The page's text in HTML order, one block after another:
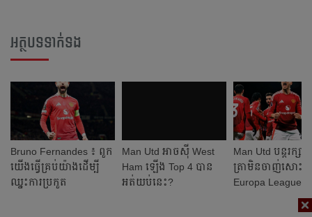
អត្ថបទទាក់ទង
Bruno Fernandes ​៖ ពួក​
យើង​ធ្វើ​គ្រប់​យ៉ាង​ដើម្បី​
ឈ្នះ​ការ​ប្រកួត​
Man Utd អាច​ស៊ី​ West
Ham ​ឡើង​ Top 4 បាន​​
អត់​យប់​នេះ?
Man Utd បន្ត​រក្ស
ត្រា​មិន​ចាញ់​សោះ​
Europa League